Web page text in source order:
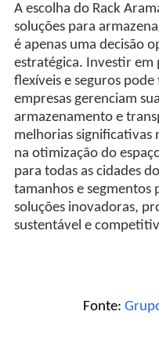
A escolha do Rack
soluções para
é apenas uma decisão
estratégica. Investir
flexíveis e seguros
empresas gerenciam
armazenamento e
melhorias significativas
na otimização do
para todas as cidades
tamanhos e segmentos
soluções inovadoras,
sustentável e
Fonte: